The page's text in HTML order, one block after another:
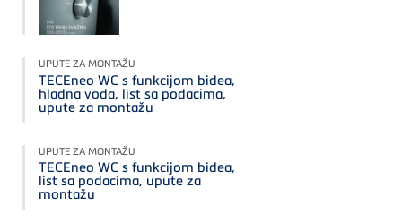
UPUTE ZA MONTAŽU
TECEneo WC s funkcijom bidea,
hladna voda, list sa podacima,
upute za montažu
UPUTE ZA MONTAŽU
TECEneo WC s funkcijom bidea,
list sa podacima, upute za
montažu